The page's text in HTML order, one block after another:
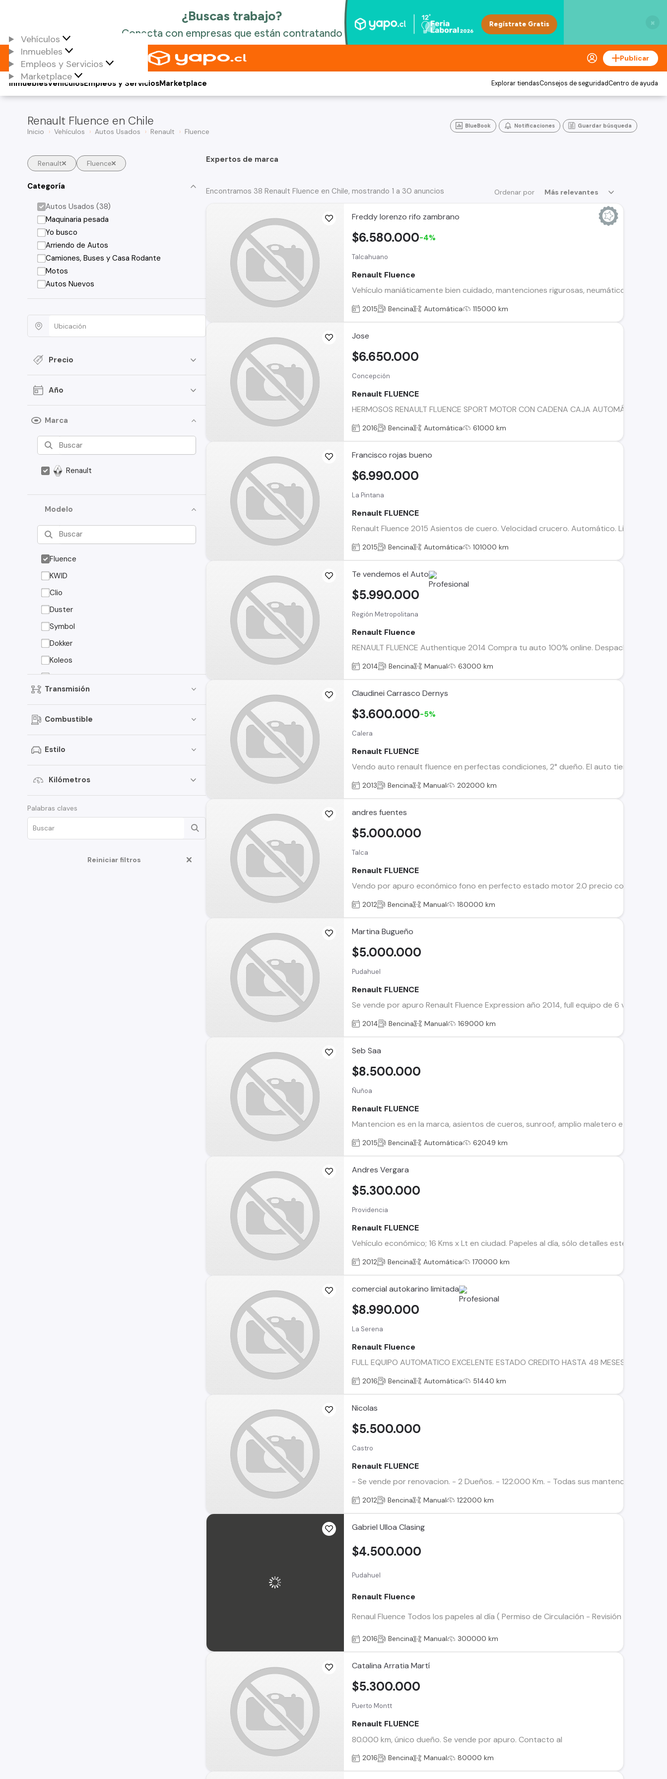
×
Vehículos
Inmuebles
Empleos y Servicios
Marketplace
Publicar
Vehículos
Inmuebles Empleos y ServiciosMarketplace Explorar tiendasConsejos de seguridadCentro de ayuda
Renault Fluence en Chile
Inicio Vehículos Autos Usados Renault Fluence
BlueBook Notificaciones Guardar búsqueda
Renault Fluence
Categoría
Autos Usados (38)
Maquinaria pesada
Yo busco
Arriendo de Autos
Camiones, Buses y Casa Rodante
Motos
Autos Nuevos
Precio
Año
Marca
Renault
Modelo
Fluence
KWID
Clio
Duster
Symbol
Dokker
Koleos
Captur
Oroch
Megane2
Megane
Scenic
18
Latitude
Transmisión
Combustible
Estilo
Kilómetros
Palabras claves
Reiniciar filtros
Expertos de marca
Ordenar por Más relevantes
Encontramos 38 Renault Fluence en Chile, mostrando 1 a 30 anuncios
Freddy lorenzo rifo zambrano
Talcahuano
Renault Fluence
Vehículo maniáticamente bien cuidado, mantenciones rigurosas, neumáticos
$6.580.000-4%
2015 Bencina Automática 115000 km
Jose
Concepción
Renault FLUENCE
HERMOSOS RENAULT FLUENCE SPORT MOTOR CON CADENA CAJA AUTOMÁTICA
$6.650.000
2016 Bencina Automática 61000 km
Francisco rojas bueno
La Pintana
Renault FLUENCE
Renault Fluence 2015 Asientos de cuero. Velocidad crucero. Automático. Limitador
$6.990.000
2015 Bencina Automática 101000 km
Te vendemos el Auto
Región Metropolitana
Renault Fluence
RENAULT FLUENCE Authentique 2014 Compra tu auto 100% online. Despachos
$5.990.000
2014 Bencina Manual 63000 km
Claudinei Carrasco Dernys
Calera
Renault FLUENCE
Vendo auto renault fluence en perfectas condiciones, 2° dueño. El auto tiene 6
$3.600.000-5%
2013 Bencina Manual 202000 km
andres fuentes
Talca
Renault FLUENCE
Vendo por apuro económico fono en perfecto estado motor 2.0 precio conversable
$5.000.000
2012 Bencina Manual 180000 km
Martina Bugueño
Pudahuel
Renault FLUENCE
Se vende por apuro Renault Fluence Expression año 2014, full equipo de 6
$5.000.000
2014 Bencina Manual 169000 km
Seb Saa
Ñuñoa
Renault FLUENCE
Mantencion es en la marca, asientos de cueros, sunroof, amplio maletero e interior
$8.500.000
2015 Bencina Automática 62049 km
Andres Vergara
Providencia
Renault FLUENCE
Vehículo económico; 16 Kms x Lt en ciudad. Papeles al día, sólo detalles estéticos
$5.300.000
2012 Bencina Automática 170000 km
comercial autokarino limitada
La Serena
Renault Fluence
FULL EQUIPO AUTOMATICO EXCELENTE ESTADO CREDITO HASTA 48 MESES CON
$8.990.000
2016 Bencina Automática 51440 km
Nicolas
Castro
Renault FLUENCE
- Se vende por renovacion. - 2 Dueños. - 122.000 Km. - Todas sus mantenciones en
$5.500.000
2012 Bencina Manual 122000 km
Gabriel Ulloa Clasing
Pudahuel
Renault Fluence
Renaul Fluence Todos los papeles al día ( Permiso de Circulación - Revisión Tecnica)
$4.500.000
2016 Bencina Manual 300000 km
Catalina Arratia Martí
Puerto Montt
Renault FLUENCE
80.000 km, único dueño. Se vende por apuro. Contacto al
$5.300.000
2016 Bencina Manual 80000 km